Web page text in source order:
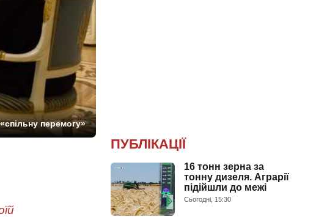
перемогу»
ПУБЛІКАЦІЇ
16 тонн зерна за
тонну дизеля. Аграрії
підійшли до межі
Сьогодні, 15:30